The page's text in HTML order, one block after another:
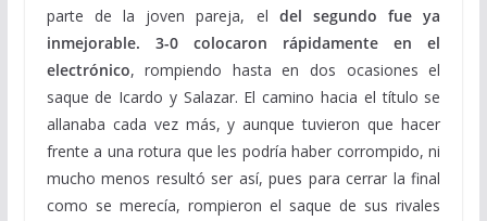
parte de la joven pareja, el del segundo fue ya
inmejorable. 3-0 colocaron rápidamente en el
electrónico, rompiendo hasta en dos ocasiones el
saque de Icardo y Salazar. El camino hacia el título se
allanaba cada vez más, y aunque tuvieron que hacer
frente a una rotura que les podría haber corrompido, ni
mucho menos resultó ser así, pues para cerrar la final
como se merecía, rompieron el saque de sus rivales